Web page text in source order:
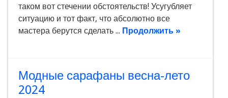
таком вот стечении обстоятельств! Усугубляет
ситуацию и тот факт, что абсолютно все
мастера берутся сделать ... Продолжить »
Модные сарафаны весна-лето
2024